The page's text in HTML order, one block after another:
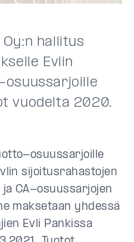
hallitus
Evlin
vuodelta 2020.
osuussarjoille
sijoitusrahastojen
CA-osuussarjojen
maksetaan yhdessä
Evli Pankissa